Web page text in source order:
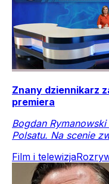
Znany dziennikarz
premiera
Bogdan
Polsatu. Na scenie
Film i telewizja